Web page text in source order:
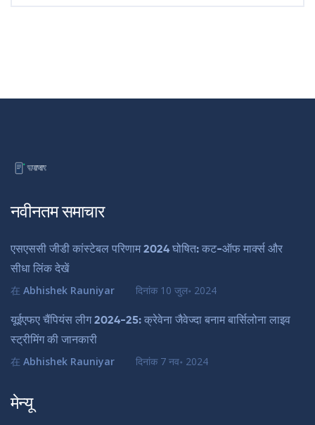
नवीनतम समाचार
एसएससी जीडी कांस्टेबल परिणाम 2024 घोषित: कट-ऑफ मार्क्स और
सीधा लिंक देखें
在 Abhishek Rauniyar दिनांक 10 जुल॰ 2024
यूईएफए चैंपियंस लीग 2024-25: क्रेवेना जैवेज्दा बनाम बार्सिलोना लाइव
स्ट्रीमिंग की जानकारी
在 Abhishek Rauniyar दिनांक 7 नव॰ 2024
मेन्यू